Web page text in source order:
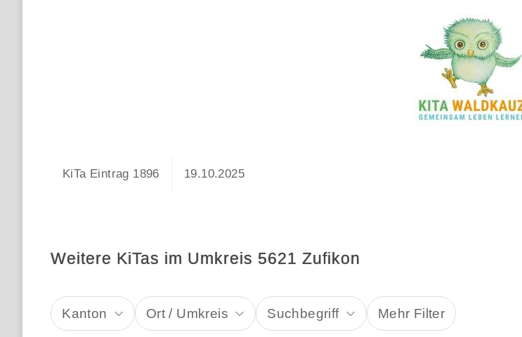
KiTa Eintrag 1896 19.10.2025
Weitere KiTas im Umkreis 5621 Zufikon
Kanton Ort / Umkreis Suchbegriff Mehr Filter